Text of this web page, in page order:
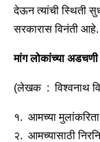
देऊन त्यांची स्थिती
सरकारास विनंती आहे.
मांग लोकांच्या
(लेखक : विश्वनाथ
१. आमच्या मुलांकरिता
२. आमच्यासाठी